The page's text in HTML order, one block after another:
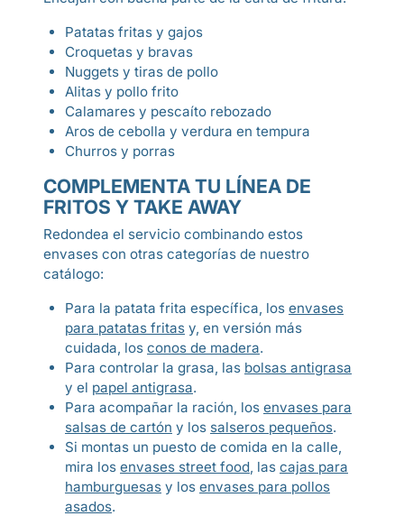
Patatas fritas y gajos
Croquetas y bravas
Nuggets y tiras de pollo
Alitas y pollo frito
Calamares y pescaíto rebozado
Aros de cebolla y verdura en tempura
Churros y porras
COMPLEMENTA TU LÍNEA DE
FRITOS Y TAKE AWAY
Redondea el servicio combinando estos
envases con otras categorías de nuestro
catálogo:
Para la patata frita específica, los envases
para patatas fritas y, en versión más
cuidada, los conos de madera.
Para controlar la grasa, las bolsas antigrasa
y el papel antigrasa.
Para acompañar la ración, los envases para
salsas de cartón y los salseros pequeños.
Si montas un puesto de comida en la calle,
mira los envases street food, las cajas para
hamburguesas y los envases para pollos
asados.